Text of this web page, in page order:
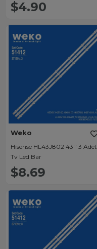
$4.90
Weko
Hisense HL43J802 43'' 3 Adet
Tv Led Bar
$8.69